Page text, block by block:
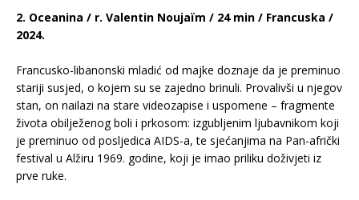
2. Oceanina / r. Valentin Noujaïm / 24 min / Francuska /
2024.
Francusko-libanonski mladić od majke doznaje da je preminuo
stariji susjed, o kojem su se zajedno brinuli. Provalivši u njegov
stan, on nailazi na stare videozapise i uspomene – fragmente
života obilježenog boli i prkosom: izgubljenim ljubavnikom koji
je preminuo od posljedica AIDS-a, te sjećanjima na Pan-afrički
festival u Alžiru 1969. godine, koji je imao priliku doživjeti iz
prve ruke.